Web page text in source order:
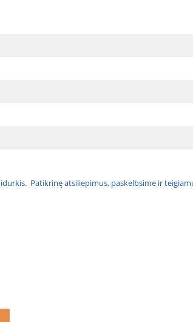
Patikrinę atsiliepimus, paskelbsime ir